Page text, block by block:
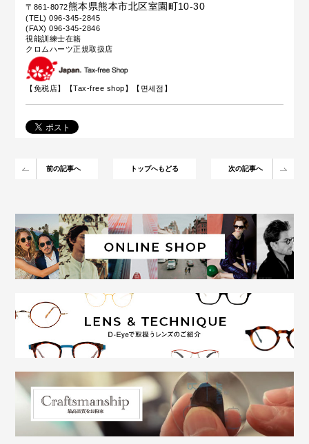
〒861-8072熊本県熊本市北区室園町10-30
(TEL) 096-345-2845
(FAX) 096-345-2846
視能訓練士在籍
クロムハーツ正規取扱店
【免税店】【Tax-free shop 】【면세점】
前の記事へ トップへもどる 次の記事へ